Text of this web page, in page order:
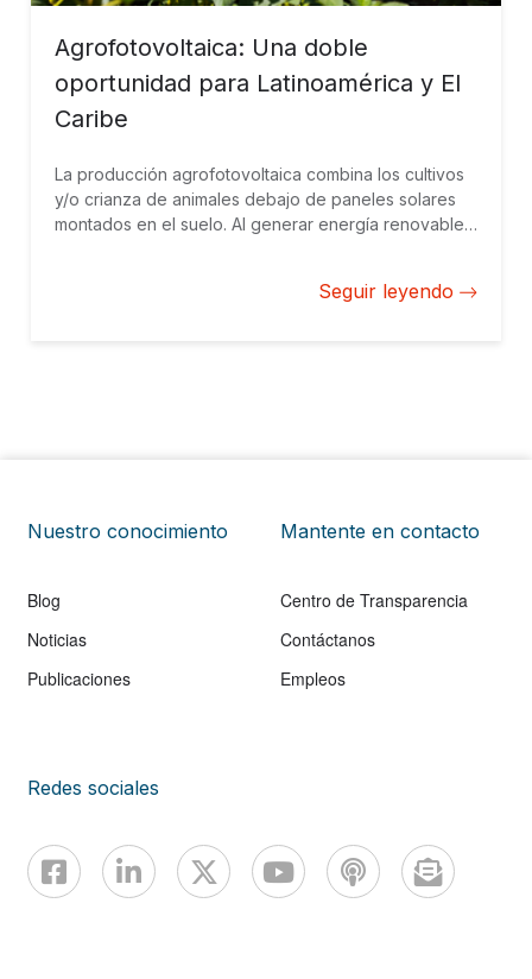
Agrofotovoltaica: Una doble
oportunidad para Latinoamérica y El
Caribe
La producción agrofotovoltaica combina los cultivos
y/o crianza de animales debajo de paneles solares
montados en el suelo. Al generar energía renovable,
carbono y resiliente al cambio climático.Seguir leyendo
Nuestro conocimiento
Blog
Noticias
Publicaciones
Mantente en contacto
Centro de Transparencia
Contáctanos
Empleos
Redes sociales